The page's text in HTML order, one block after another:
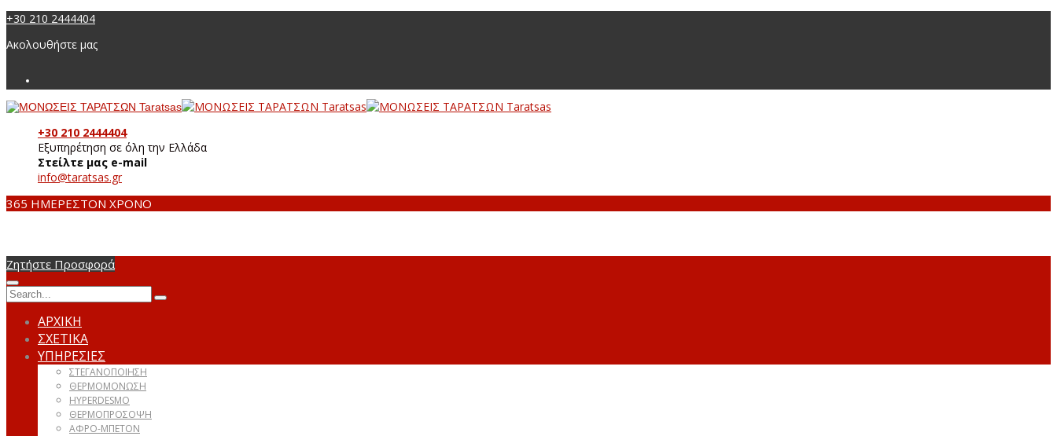
+30 210 2444404
Ακολουθήστε μας
+30 210 2444404
Εξυπηρέτηση σε όλη την Ελλάδα
Στείλτε μας e-mail
info@taratsas.gr
365 ΗΜΕΡΕΣΤΟΝ ΧΡΟΝΟ
Ζητήστε Προσφορά
ΑΡΧΙΚΗ
ΣΧΕΤΙΚΑ
ΥΠΗΡΕΣΙΕΣ
ΣΤΕΓΑΝΟΠΟΙΗΣΗ
ΘΕΡΜΟΜΟΝΩΣΗ
HYPERDESMO
ΘΕΡΜΟΠΡΟΣΟΨΗ
ΑΦΡΟ-ΜΠΕΤΟΝ